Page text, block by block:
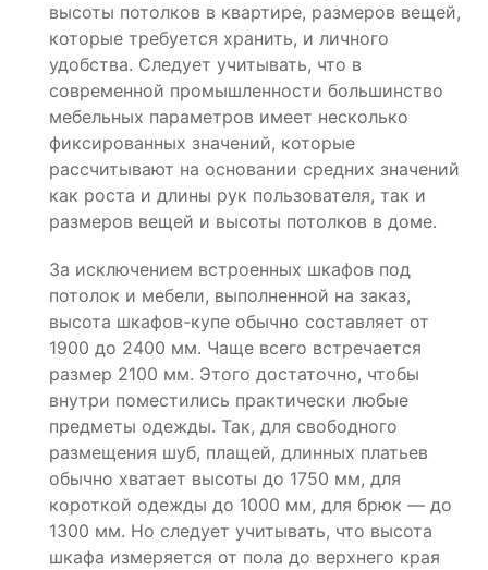
высоты потолков в квартире, размеров вещей,
которые требуется хранить, и личного
удобства. Следует учитывать, что в
современной промышленности большинство
мебельных параметров имеет несколько
фиксированных значений, которые
рассчитывают на основании средних значений
как роста и длины рук пользователя, так и
размеров вещей и высоты потолков в доме.
За исключением встроенных шкафов под
потолок и мебели, выполненной на заказ,
высота шкафов-купе обычно составляет от
1900 до 2400 мм. Чаще всего встречается
размер 2100 мм. Этого достаточно, чтобы
внутри поместились практически любые
предметы одежды. Так, для свободного
размещения шуб, плащей, длинных платьев
обычно хватает высоты до 1750 мм, для
короткой одежды до 1000 мм, для брюк — до
1300 мм. Но следует учитывать, что высота
шкафа измеряется от пола до верхнего края